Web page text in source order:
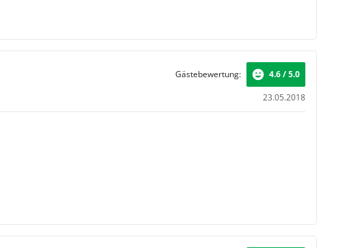
23.05.2018
Gästebewertung: 4.6 / 5.0